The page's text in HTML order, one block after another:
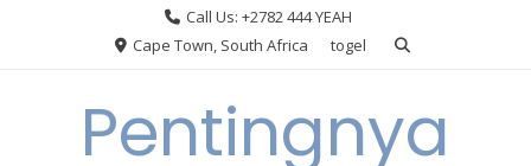
Call Us: +2782 444 YEAH
Cape Town, South Africa
togel
Pentingnya